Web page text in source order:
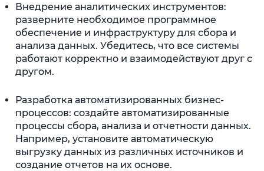
Внедрение аналитических инструментов:
разверните необходимое программное
обеспечение и инфраструктуру для сбора и
анализа данных. Убедитесь, что все системы
работают корректно и взаимодействуют друг с
другом.
Разработка автоматизированных бизнес-
процессов: создайте автоматизированные
процессы сбора, анализа и отчетности данных.
Например, установите автоматическую
выгрузку данных из различных источников и
создание отчетов на их основе.